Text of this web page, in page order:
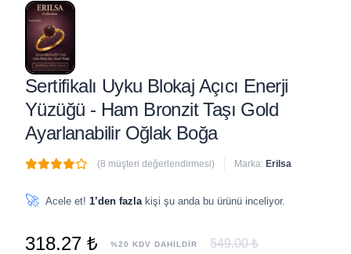
Sertifikalı Uyku Blokaj Açıcı Enerji
Yüzüğü - Ham Bronzit Taşı Gold
Ayarlanabilir Oğlak Boğa
(8 müşteri değerlendirmesi) Marka: Erilsa
🚀 Acele et! 1’den fazla kişi şu anda bu ürünü inceliyor.
318.27 ₺ %20 KDV DAHİLDİR 549.00 ₺